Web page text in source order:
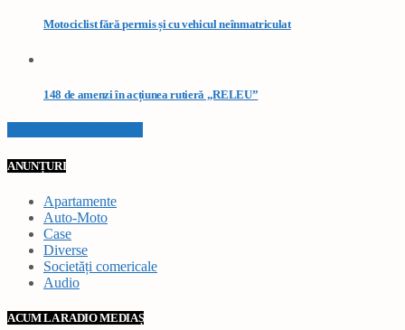
Motociclist fără permis și cu vehicul neînmatriculat
148 de amenzi în acțiunea rutieră „RELEU”
ANUNȚURI
Apartamente
Auto-Moto
Case
Diverse
Societăți comericale
Audio
ACUM LA RADIO MEDIAȘ